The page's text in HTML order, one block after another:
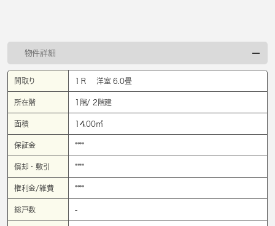
物件詳細
間取り 1Ｒ 洋室 6.0畳
所在階 1階/ 2階建
面積 14.00㎡
保証金 ****
償却・敷引 ****
権利金/雑費 ****
総戸数 -